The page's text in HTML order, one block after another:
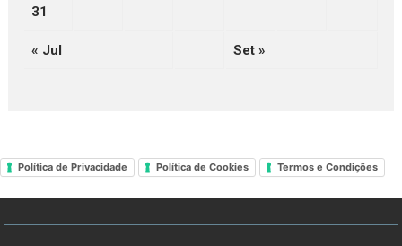
31
« Jul Set »
Política de Privacidade Política de Cookies Termos e Condições